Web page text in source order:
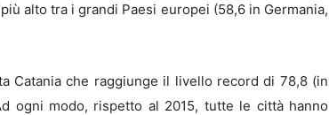
alto tra i grandi Paesi europei (58,6 in Germania,
Catania che raggiunge il livello record di 78,8 (in
ogni modo, rispetto al 2015, tutte le città hanno